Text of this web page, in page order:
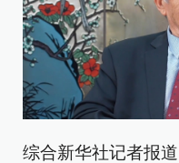
综合新华社记者报道